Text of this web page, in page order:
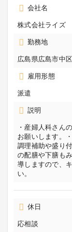
会社名
株式会社ライズ
勤務地
広島県広島市中区
雇用形態
派遣
説明
・産婦人科さん
お願いします。
調理補助や盛り
の配膳や下膳も
導しますので、
い。
休日
応相談